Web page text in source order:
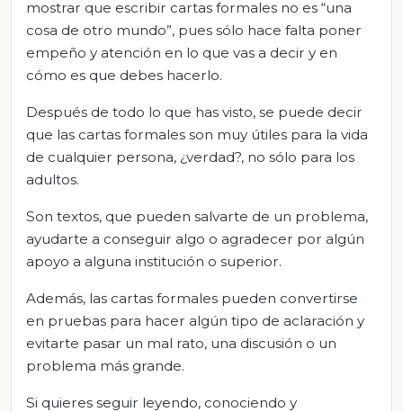
mostrar que escribir cartas formales no es “una
cosa de otro mundo”, pues sólo hace falta poner
empeño y atención en lo que vas a decir y en
cómo es que debes hacerlo.
Después de todo lo que has visto, se puede decir
que las cartas formales son muy útiles para la vida
de cualquier persona, ¿verdad?, no sólo para los
adultos.
Son textos, que pueden salvarte de un problema,
ayudarte a conseguir algo o agradecer por algún
apoyo a alguna institución o superior.
Además, las cartas formales pueden convertirse
en pruebas para hacer algún tipo de aclaración y
evitarte pasar un mal rato, una discusión o un
problema más grande.
Si quieres seguir leyendo, conociendo y